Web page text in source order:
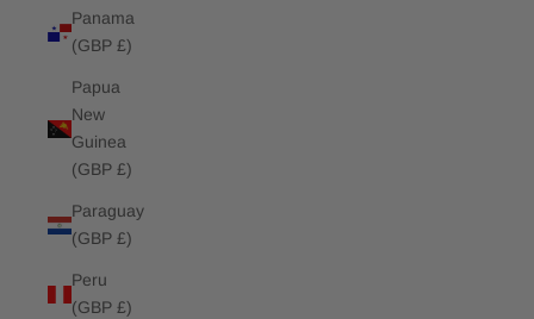
Panama
(GBP £)
Papua
New
Guinea
(GBP £)
Paraguay
(GBP £)
Peru
(GBP £)